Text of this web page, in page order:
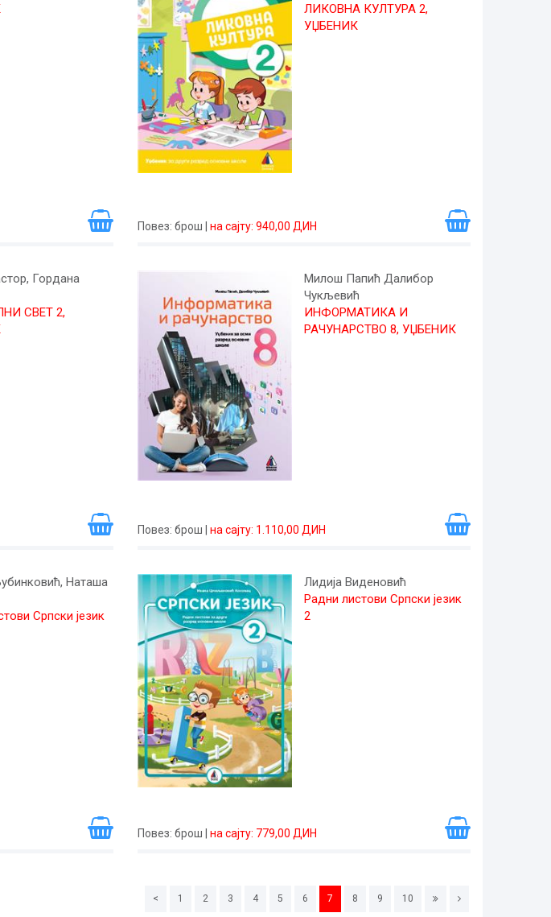
ЛИКОВНА КУЛТУРА 2,
УЏБЕНИК
Повез: брош на сајту: 940,00 ДИН
Гордана
СВЕТ 2,
Милош Папић Далибор
Чукљевић
ИНФОРМАТИКА И
РАЧУНАРСТВО 8, УЏБЕНИК
Повез: брош на сајту: 1.110,00 ДИН
Наташа
Српски језик
Лидија Виденовић
Радни листови Српски језик
2
Повез: брош на сајту: 779,00 ДИН
< 1 2 3 4 5 6 7 8 9 10